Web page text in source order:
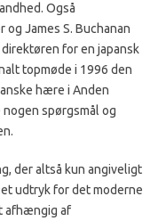
Også
og James S. Buchanan
for en japansk
topmøde i 1996 den
hære i Anden
spørgsmål og
der altså kun angiveligt
udtryk for det moderne
afhængig af